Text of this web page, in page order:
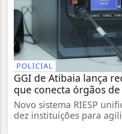
POLICIAL
GGI de Atibaia lança
que conecta órgãos
Novo sistema RIESP
dez instituições para